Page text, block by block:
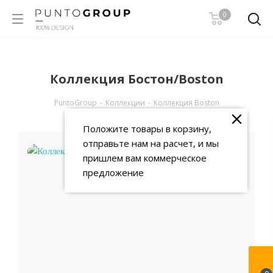
0
Коллекция Бостон/Boston
PuntoGroup - Коллекции - Коллекция Boston
Положите товары в корзину,
отправьте нам на расчет, и мы
пришлем вам коммерческое
предложение